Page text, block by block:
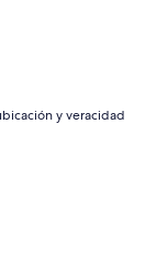
y veracidad